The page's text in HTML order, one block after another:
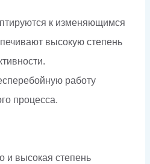
к изменяющимся
высокую степень
работу
процесса.
и высокая степень